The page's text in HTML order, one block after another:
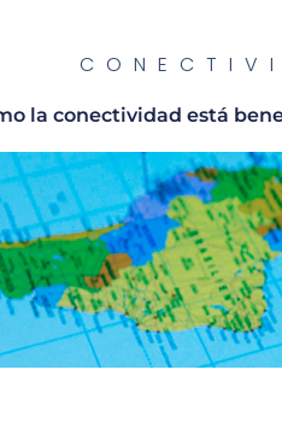
la conectividad está